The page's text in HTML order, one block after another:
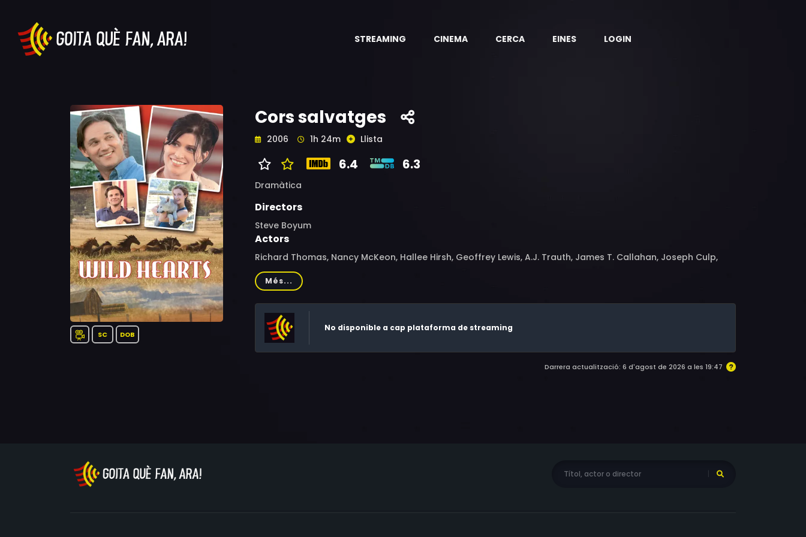
STREAMING CINEMA CERCA EINES LOGIN
SC DOB
Cors salvatges
2006 1h 24m Llista
6.4 6.3
Dramàtica
Directors
Steve Boyum
Actors
Richard Thomas, Nancy McKeon, Hallee Hirsh, Geoffrey Lewis, A.J. Trauth, James T. Callahan, Joseph Culp,
Tico Wells, Amanda Carlin, Mary-Margaret Lewis, Alan Fudge, Louisa Abernathy, Steve Seagren, Gregg Martin
Més...
No disponible a cap plataforma de streaming
Darrera actualització: 6 d'agost de 2026 a les 19:47